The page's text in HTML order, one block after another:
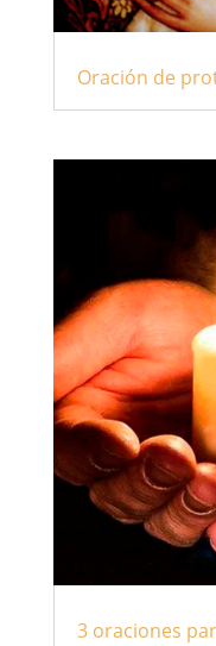
Oración de
3 oraciones